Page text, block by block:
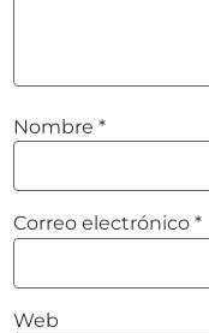
Nombre *
Correo electrónico *
Web